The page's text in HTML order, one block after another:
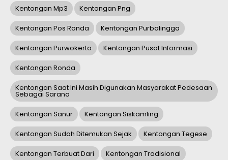
Kentongan Mp3 Kentongan Png
Kentongan Pos Ronda Kentongan Purbalingga
Kentongan Purwokerto Kentongan Pusat Informasi
Kentongan Ronda
Kentongan Saat Ini Masih Digunakan Masyarakat Pedesaan
Sebagai Sarana
Kentongan Sanur Kentongan Siskamling
Kentongan Sudah Ditemukan Sejak Kentongan Tegese
Kentongan Terbuat Dari Kentongan Tradisional